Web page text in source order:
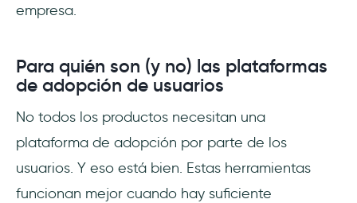
empresa.
Para quién son (y no) las plataformas
de adopción de usuarios
No todos los productos necesitan una
plataforma de adopción por parte de los
usuarios. Y eso está bien. Estas herramientas
funcionan mejor cuando hay suficiente